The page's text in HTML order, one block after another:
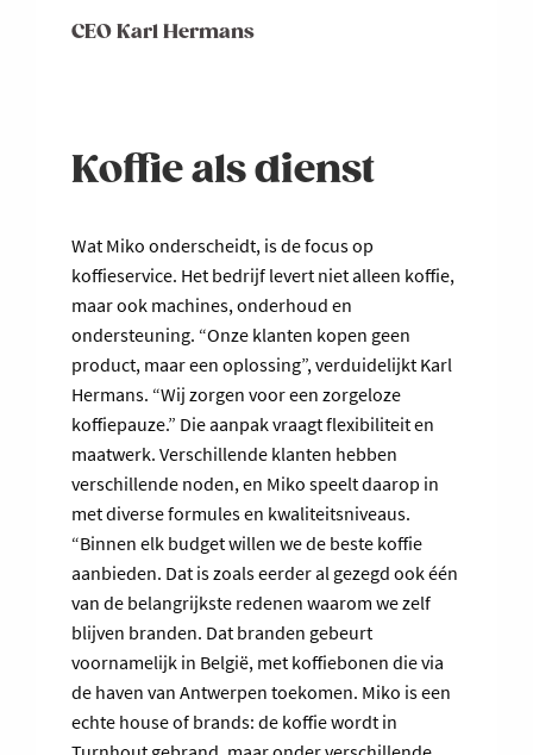
CEO Karl Hermans
Koffie als dienst
Wat Miko onderscheidt, is de focus op
koffieservice. Het bedrijf levert niet alleen koffie,
maar ook machines, onderhoud en
ondersteuning. “Onze klanten kopen geen
product, maar een oplossing”, verduidelijkt Karl
Hermans. “Wij zorgen voor een zorgeloze
koffiepauze.” Die aanpak vraagt flexibiliteit en
maatwerk. Verschillende klanten hebben
verschillende noden, en Miko speelt daarop in
met diverse formules en kwaliteitsniveaus.
“Binnen elk budget willen we de beste koffie
aanbieden. Dat is zoals eerder al gezegd ook één
van de belangrijkste redenen waarom we zelf
blijven branden. Dat branden gebeurt
voornamelijk in België, met koffiebonen die via
de haven van Antwerpen toekomen. Miko is een
echte house of brands: de koffie wordt in